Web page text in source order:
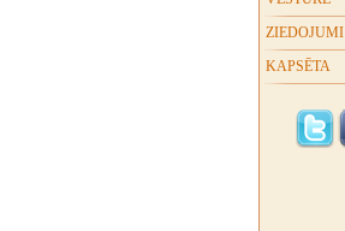
ZIEDOJUMI
KAPSĒTA